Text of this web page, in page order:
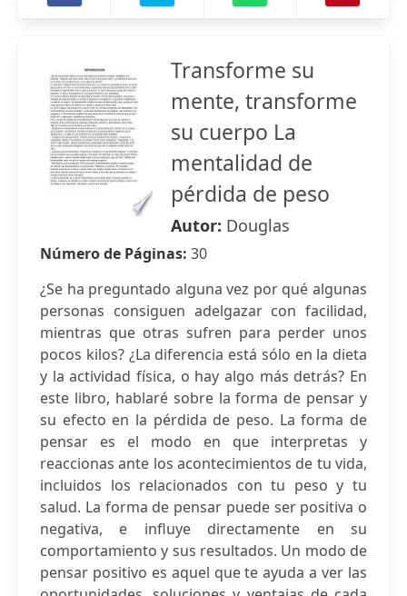
Transforme su
mente, transforme
su cuerpo La
mentalidad de
pérdida de peso
Autor: Douglas
Número de Páginas: 30
¿Se ha preguntado alguna vez por qué algunas
personas consiguen adelgazar con facilidad,
mientras que otras sufren para perder unos
pocos kilos? ¿La diferencia está sólo en la dieta
y la actividad física, o hay algo más detrás? En
este libro, hablaré sobre la forma de pensar y
su efecto en la pérdida de peso. La forma de
pensar es el modo en que interpretas y
reaccionas ante los acontecimientos de tu vida,
incluidos los relacionados con tu peso y tu
salud. La forma de pensar puede ser positiva o
negativa, e influye directamente en su
comportamiento y sus resultados. Un modo de
pensar positivo es aquel que te ayuda a ver las